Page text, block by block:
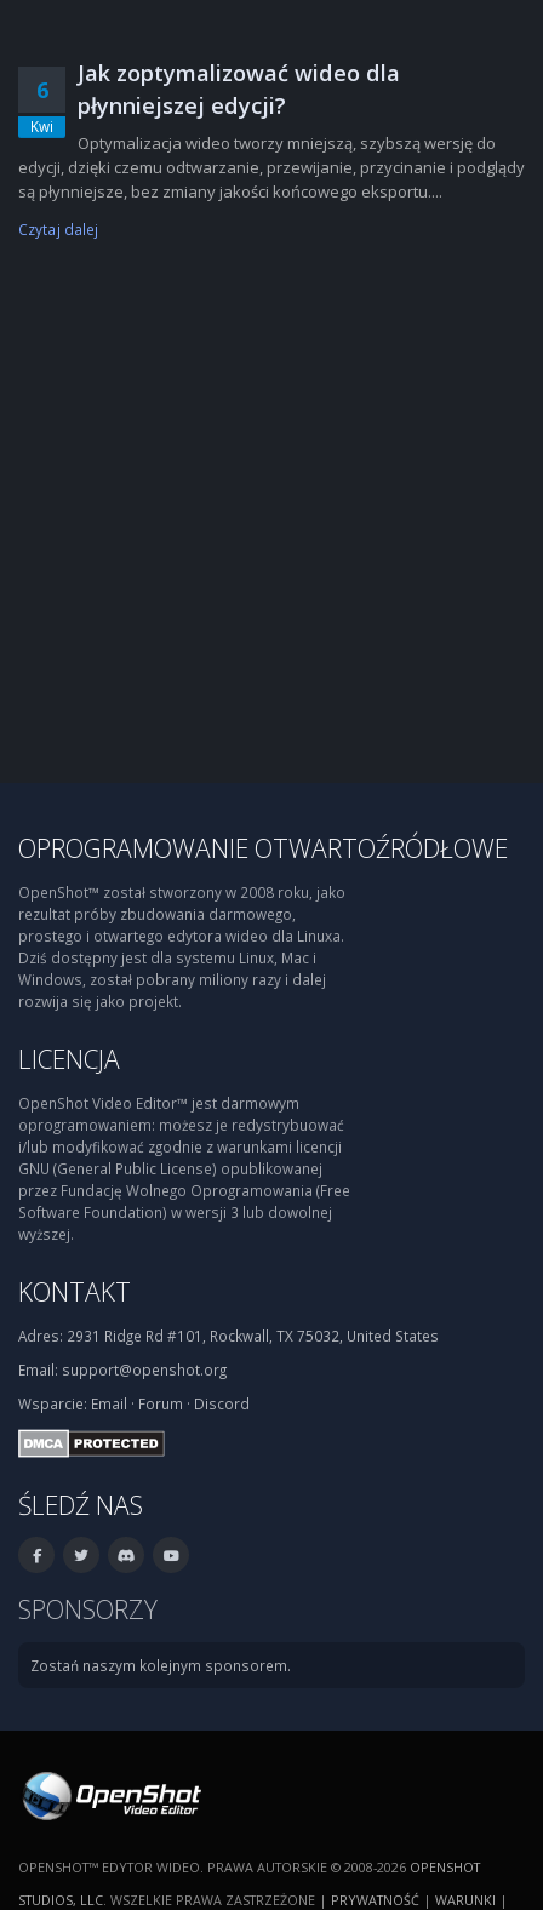
6
Kwi
Jak zoptymalizować wideo dla
płynniejszej edycji?
Optymalizacja wideo tworzy mniejszą, szybszą wersję do
edycji, dzięki czemu odtwarzanie, przewijanie, przycinanie i podglądy
są płynniejsze, bez zmiany jakości końcowego eksportu....
Czytaj dalej
OPROGRAMOWANIE OTWARTOŹRÓDŁOWE
OpenShot™ został stworzony w 2008 roku, jako
rezultat próby zbudowania darmowego,
prostego i otwartego edytora wideo dla Linuxa.
Dziś dostępny jest dla systemu Linux, Mac i
Windows, został pobrany miliony razy i dalej
rozwija się jako projekt.
LICENCJA
OpenShot Video Editor™ jest darmowym
oprogramowaniem: możesz je redystrybuować
i/lub modyfikować zgodnie z warunkami licencji
GNU (General Public License) opublikowanej
przez Fundację Wolnego Oprogramowania (Free
Software Foundation) w wersji 3 lub dowolnej
wyższej.
KONTAKT
Adres: 2931 Ridge Rd #101, Rockwall, TX 75032, United States
Email: support@openshot.org
Wsparcie: Email · Forum · Discord
ŚLEDŹ NAS
SPONSORZY
Zostań naszym kolejnym sponsorem.
OPENSHOT™ EDYTOR WIDEO. PRAWA AUTORSKIE © 2008-2026 OPENSHOT
STUDIOS, LLC . WSZELKIE PRAWA ZASTRZEŻONE | PRYWATNOŚĆ | WARUNKI |